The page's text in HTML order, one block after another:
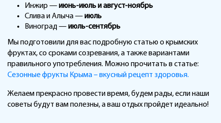
Инжир —июнь-июль и август-ноябрь
Слива и Алыча —июль
Виноград —июль-сентябрь
Мы подготовили для вас подробную статью о крымских
фруктах, со сроками созревания, а также вариантами
правильного употребления. Можно прочитать в статье:
Сезонные фрукты Крыма – вкусный рецепт здоровья.
Желаем прекрасно провести время, будем рады, если наши
советы будут вам полезны, а ваш отдых пройдет идеально!